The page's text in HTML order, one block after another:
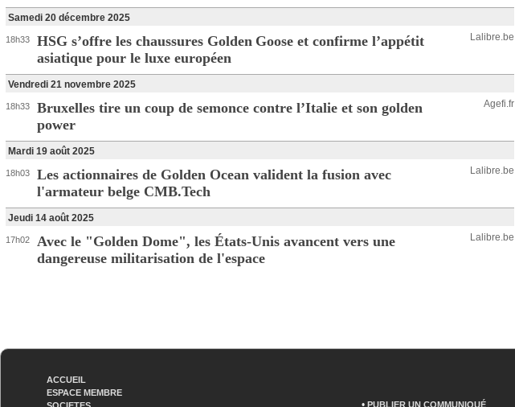
Samedi 20 décembre 2025
18h33
HSG s’offre les chaussures Golden Goose et confirme l’appétit
asiatique pour le luxe européen
Lalibre.be
Vendredi 21 novembre 2025
18h33
Bruxelles tire un coup de semonce contre l’Italie et son golden
power
Agefi.fr
Mardi 19 août 2025
18h03
Les actionnaires de Golden Ocean valident la fusion avec
l'armateur belge CMB.Tech
Lalibre.be
Jeudi 14 août 2025
17h02
Avec le "Golden Dome", les États-Unis avancent vers une
dangereuse militarisation de l'espace
Lalibre.be
ACCUEIL
ESPACE MEMBRE
• PUBLIER UN COMMUNIQUÉ